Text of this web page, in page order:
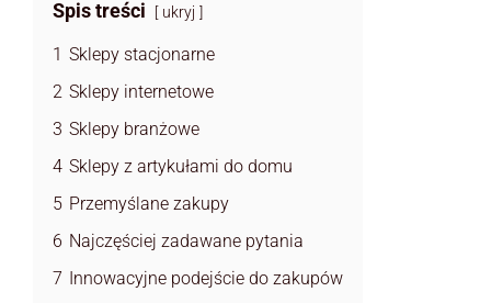
Spis treści ukryj
1 Sklepy stacjonarne
2 Sklepy internetowe
3 Sklepy branżowe
4 Sklepy z artykułami do domu
5 Przemyślane zakupy
6 Najczęściej zadawane pytania
7
Innowacyjne podejście do zakupów